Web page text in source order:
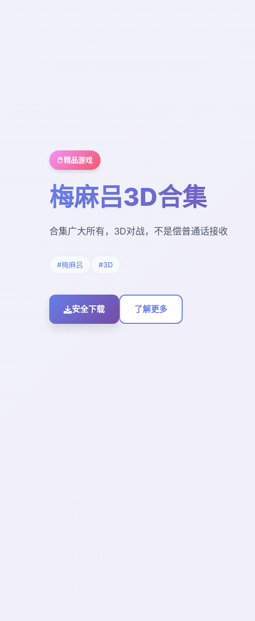
🖱️ 精品游戏
梅麻吕3D合集
合集广大所有，3D对战，不是偿普通话接收
#梅麻吕 #3D
安全下载 了解更多